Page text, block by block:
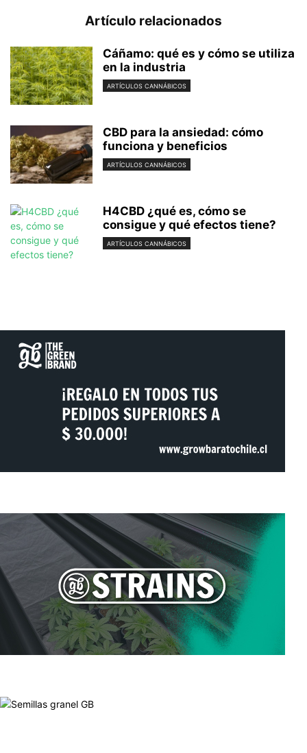
Artículo relacionados
Cáñamo: qué es y cómo se utiliza
en la industria
ARTÍCULOS CANNÁBICOS
CBD para la ansiedad: cómo
funciona y beneficios
ARTÍCULOS CANNÁBICOS
H4CBD ¿qué es, cómo se
consigue y qué efectos tiene?
ARTÍCULOS CANNÁBICOS